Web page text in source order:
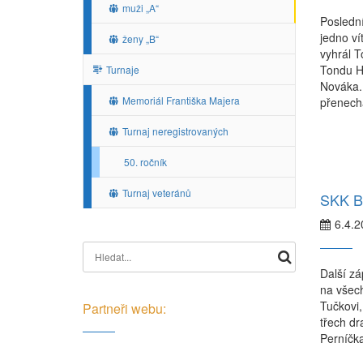
jedno
vyhrál
Tondu
SKK
Další
na
třech
muži „A“
ženy „B“
Turnaje
Memoriál Františka Majera
Turnaj neregistrovaných
50. ročník
Turnaj veteránů
Search for:
Partneři webu: